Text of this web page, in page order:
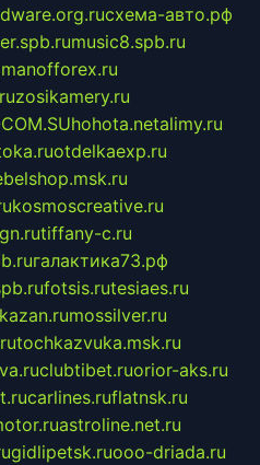
схема-авто.рф
music8.spb.ru
zosikamery.ru
hohota.netalimy.ru
otdelkaexp.ru
kosmoscreative.ru
tiffany-c.ru
галактика73.рф
fotsis.rutesiaes.ru
mossilver.ru
tochkazvuka.msk.ru
clubtibet.ruorior-aks.ru
carlines.ruflatnsk.ru
astroline.net.ru
gidlipetsk.ruooo-driada.ru